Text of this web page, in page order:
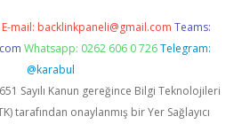
E-mail: backlinkpaneli@gmail.com Teams:
Whatsapp: 0262 606 0 726 Telegram:
@karabul
Sayılı Kanun gereğince Bilgi Teknolojileri
tarafından onaylanmış bir Yer Sağlayıcı